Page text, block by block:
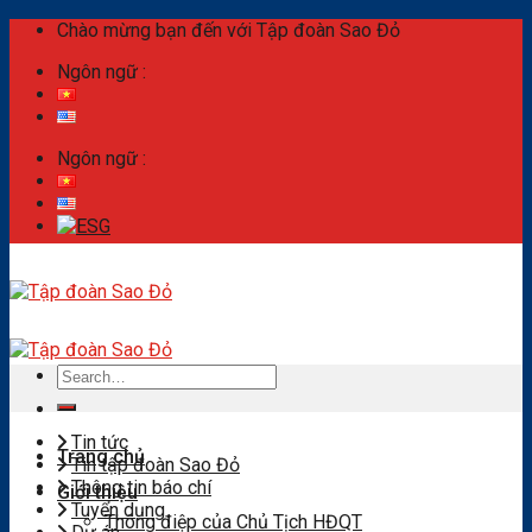
Skip
content
Chào mừng bạn đến với Tập đoàn Sao Đỏ
Ngôn ngữ :
Ngôn ngữ :
Trang chủ
Giới thiệu
Thông điệp của Chủ Tịch HĐQT
Search
for:
Tin tức
Tin tập đoàn Sao Đỏ
Thông tin báo chí
Tuyển dụng